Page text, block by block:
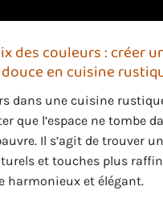
des couleurs : créer
en cuisine
dans une cuisine
que l’espace ne tombe
Il s’agit de trouver
et touches plus
harmonieux et élégant.